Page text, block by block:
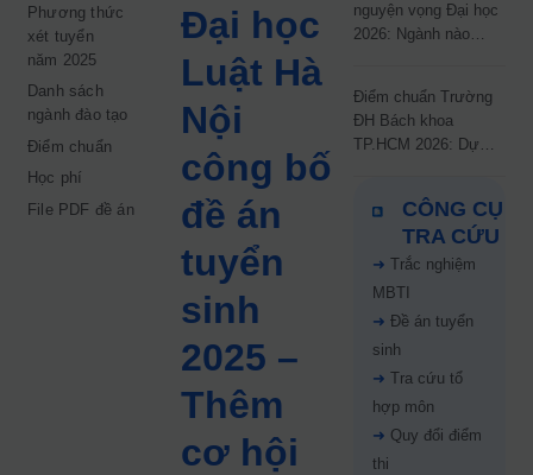
Phương thức
xét tuyển
năm 2025
Danh sách
ngành đào tạo
Điểm chuẩn
Học phí
File PDF đề án
Đại học
Luật Hà
Nội
công bố
đề án
tuyển
sinh
2025 –
Thêm
cơ hội
nguyện vọng Đại học
2026: Ngành nào
Điểm chuẩn Trường
ĐH Bách khoa
TP.HCM 2026: Dự
67%
CÔNG CỤ
TRA CỨU
➜ Trắc nghiệm
MBTI
➜ Đề án tuyển
sinh
➜ Tra cứu tổ
hợp môn
➜ Quy đổi điểm
thi